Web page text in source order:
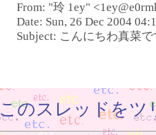
From: "玲 1ey"
Date: Sun, 26 Dec 2004
Subject: こんにちわ真菜
このスレッドをツ